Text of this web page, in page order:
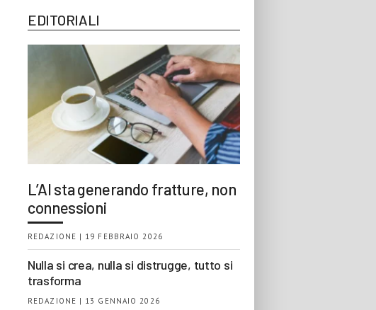
EDITORIALI
L’AI sta generando fratture, non
connessioni
REDAZIONE | 19 FEBBRAIO 2026
Nulla si crea, nulla si distrugge, tutto si
trasforma
REDAZIONE | 13 GENNAIO 2026